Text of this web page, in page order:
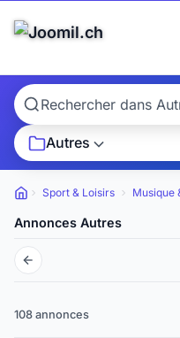
Autres
Petites annonces
Sport & Loisirs
Annonces Autres
108 annonces